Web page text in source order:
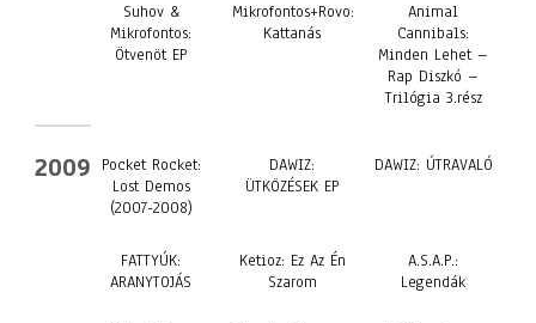
Suhov &
Mikrofontos:
Ötvenöt EP
Mikrofontos+Rovo:
Kattanás
Animal
Cannibals:
Minden Lehet –
Rap Diszkó –
Trilógia 3.rész
2009
Pocket Rocket:
Lost Demos
(2007-2008)
DAWIZ:
ÜTKÖZÉSEK EP
DAWIZ: ÚTRAVALÓ
FATTYÚK:
ARANYTOJÁS
Ketioz: Ez Az Én
Szarom
A.S.A.P.:
Legendák